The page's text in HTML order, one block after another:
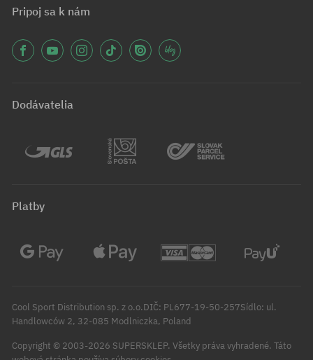
Pripoj sa k nám
Dodávatelia
Platby
Cool Sport Distribution sp. z o.o.DIČ: PL677-19-50-257Sídlo: ul.
Handlowców 2, 32-085 Modlniczka, Poland
Copyright © 2003-2026 SUPERSKLEP. Všetky práva vyhradené. Táto